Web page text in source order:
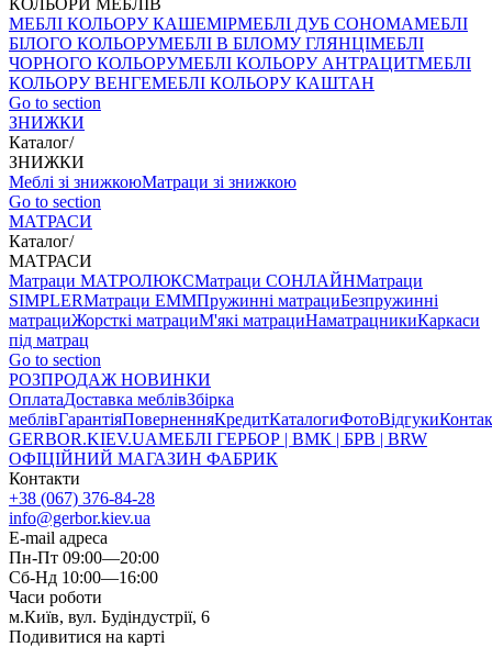
КОЛЬОРИ МЕБЛІВ
МЕБЛІ КОЛЬОРУ КАШЕМІРМЕБЛІ ДУБ СОНОМАМЕБЛІ
БІЛОГО КОЛЬОРУМЕБЛІ В БІЛОМУ ГЛЯНЦІМЕБЛІ
ЧОРНОГО КОЛЬОРУМЕБЛІ КОЛЬОРУ АНТРАЦИТМЕБЛІ
КОЛЬОРУ ВЕНГЕМЕБЛІ КОЛЬОРУ КАШТАН
Go to section
ЗНИЖКИ
Каталог/
ЗНИЖКИ
Меблі зі знижкоюМатраци зі знижкою
Go to section
МАТРАСИ
Каталог/
МАТРАСИ
Матраци МАТРОЛЮКСМатраци СОНЛАЙНМатраци
SIMPLERМатраци ЕММПружинні матрациБезпружинні
матрациЖорсткі матрациМ'які матрациНаматрацникиКаркаси
під матрац
Go to section
РОЗПРОДАЖ НОВИНКИ
ОплатаДоставка меблівЗбірка
меблівГарантіяПоверненняКредитКаталогиФотоВідгуки
GERBOR.KIEV.UAМЕБЛI ГЕРБОР | ВМК | БРВ | BRW
ОФІЦІЙНИЙ МАГАЗИН ФАБРИК
Контакти
+38 (067) 376-84-28
info@gerbor.kiev.ua
E-mail адреса
Пн-Пт 09:00—20:00
Сб-Нд 10:00—16:00
Часи роботи
м.Київ, вул. Будіндустрії, 6
Подивитися на карті